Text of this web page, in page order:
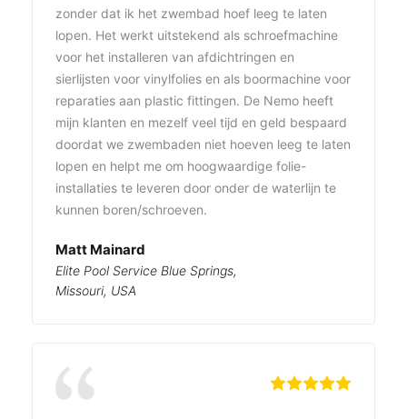
zonder dat ik het zwembad hoef leeg te laten
lopen. Het werkt uitstekend als schroefmachine
voor het installeren van afdichtringen en
sierlijsten voor vinylfolies en als boormachine voor
reparaties aan plastic fittingen. De Nemo heeft
mijn klanten en mezelf veel tijd en geld bespaard
doordat we zwembaden niet hoeven leeg te laten
lopen en helpt me om hoogwaardige folie-
installaties te leveren door onder de waterlijn te
kunnen boren/schroeven.
Matt Mainard
Elite Pool Service Blue Springs,
Missouri, USA